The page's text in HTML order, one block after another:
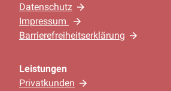
Datenschutz
Impressum
Barrierefreiheitserklärung
Leistungen
Privatkunden